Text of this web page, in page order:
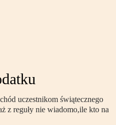
uczestnikom świątecznego
z reguły nie wiadomo,ile kto na